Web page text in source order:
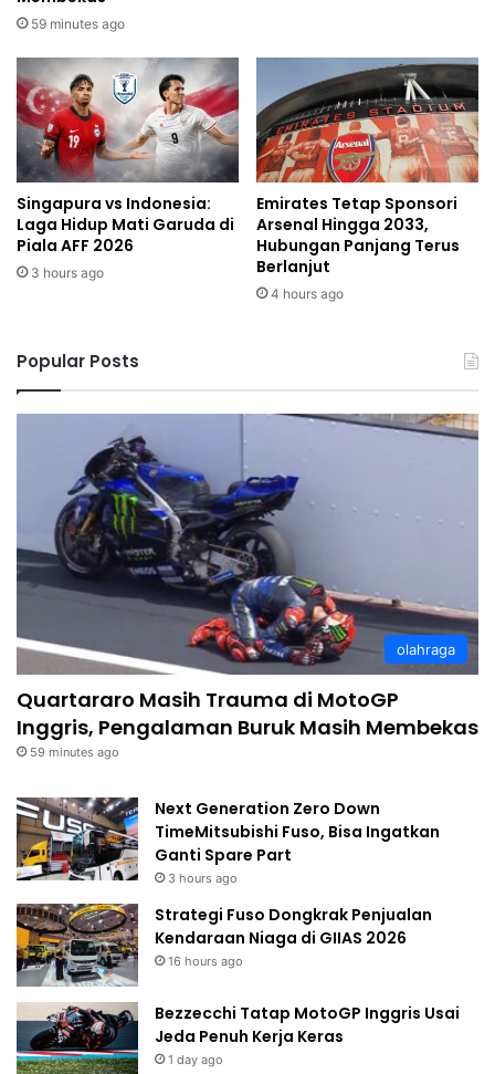
59 minutes ago
Singapura vs Indonesia:
Laga Hidup Mati Garuda di
Piala AFF 2026
3 hours ago
Emirates Tetap Sponsori
Arsenal Hingga 2033,
Hubungan Panjang Terus
Berlanjut
4 hours ago
Popular Posts
olahraga
Quartararo Masih Trauma di MotoGP
Inggris, Pengalaman Buruk Masih Membekas
59 minutes ago
Next Generation Zero Down
TimeMitsubishi Fuso, Bisa Ingatkan
Ganti Spare Part
3 hours ago
Strategi Fuso Dongkrak Penjualan
Kendaraan Niaga di GIIAS 2026
16 hours ago
Bezzecchi Tatap MotoGP Inggris Usai
Jeda Penuh Kerja Keras
1 day ago